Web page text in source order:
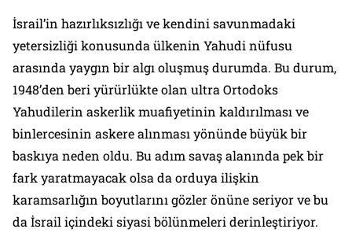
İsrail’in hazırlıksızlığı ve kendini savunmadaki
yetersizliği konusunda ülkenin Yahudi nüfusu
arasında yaygın bir algı oluşmuş durumda. Bu durum,
1948’den beri yürürlükte olan ultra Ortodoks
Yahudilerin askerlik muafiyetinin kaldırılması ve
binlercesinin askere alınması yönünde büyük bir
baskıya neden oldu. Bu adım savaş alanında pek bir
fark yaratmayacak olsa da orduya ilişkin
karamsarlığın boyutlarını gözler önüne seriyor ve bu
da İsrail içindeki siyasi bölünmeleri derinleştiriyor.